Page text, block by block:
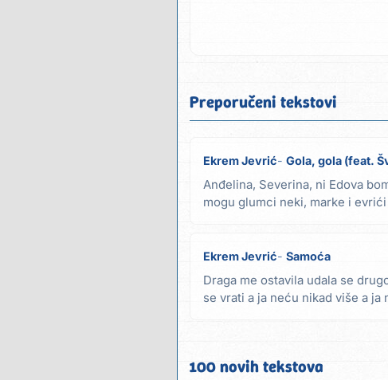
Preporučeni tekstovi
Ekrem Jevrić Gola, gola (feat.
Anđelina, Severina, ni Edova
mogu glumci neki, marke i
Ekrem Jevrić Samoća
Draga me ostavila udala se
se vrati a ja neću nikad više a ja
100 novih tekstova